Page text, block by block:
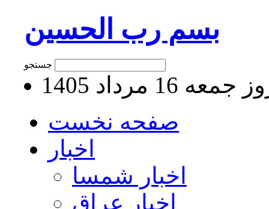
بسم رب الحسین
16 مرداد 1405
صفحه نخست
اخبار
اخبار شمسا
اخبار عراق